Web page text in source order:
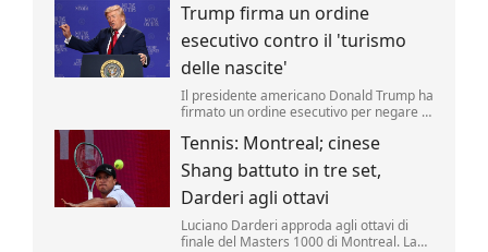
riporta una fonte militare.
Trump firma un ordine
esecutivo contro il 'turismo
delle nascite'
Il presidente americano Donald Trump ha
firmato un ordine esecutivo per negare la
Uniti nell'ambito del cosiddetto 'turismo
delle nascite'. Lo ha annunciato il tycoon,
incontrando i media nello Studio Ovale. .
Tennis: Montreal; cinese
Shang battuto in tre set,
Darderi agli ottavi
Luciano Darderi approda agli ottavi di
finale del Masters 1000 di Montreal. La